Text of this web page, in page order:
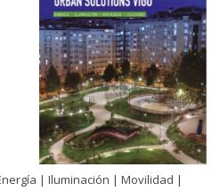
| Iluminación | Movilidad |